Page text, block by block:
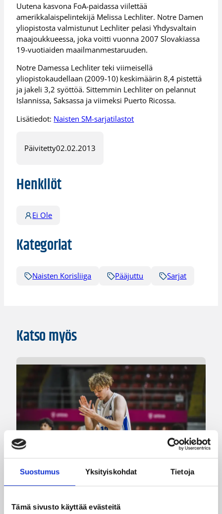
Suostumus Yksityiskohdat Tietoja
Tämä sivusto käyttää evästeitä
Uutena kasvona FoA-paidassa viilettää
amerikkalaispelintekijä Melissa Lechliter. Notre Damen
yliopistosta valmistunut Lechliter pelasi Yhdysvaltain
maajoukkueessa, joka voitti vuonna 2007 Slovakiassa
19-vuotiaiden maailmanmestaruuden.
Notre Damessa Lechliter teki viimeisellä
yliopistokaudellaan (2009-10) keskimäärin 8,4 pistettä
ja jakeli 3,2 syöttöä. Sittemmin Lechliter on pelannut
Islannissa, Saksassa ja viimeksi Puerto Ricossa.
Lisätiedot: Naisten SM-sarjatilastot
Päivitetty02.02.2013
Henkilöt
Ei Ole
Kategoriat
Naisten Korisliiga Pääjuttu Sarjat
Katso myös